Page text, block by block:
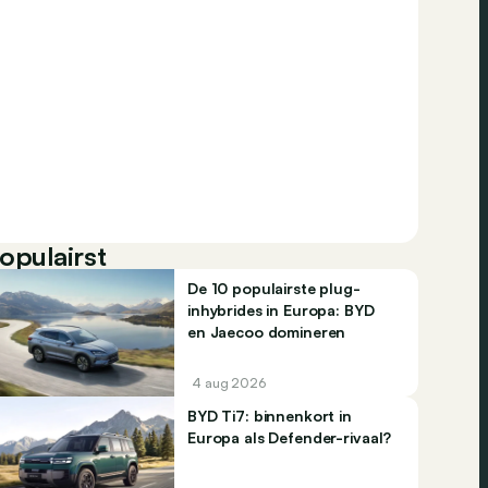
De 10 populairste plug-
inhybrides in Europa: BYD
en Jaecoo domineren
4 aug 2026
BYD Ti7: binnenkort in
Europa als Defender-rivaal?